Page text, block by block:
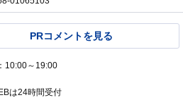
PRコメントを見る
10:00～19:00
は24時間受付